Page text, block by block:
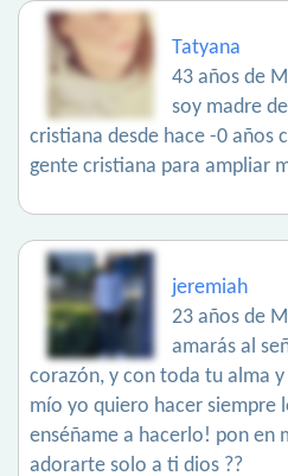
Tatyana
43 años de
soy madre
cristiana desde hace -0 años
gente cristiana para ampliar
jeremiah
23 años de
amarás al
corazón, y con toda tu alma
mío yo quiero hacer siempre
enséñame a hacerlo! pon en
adorarte solo a ti dios ??